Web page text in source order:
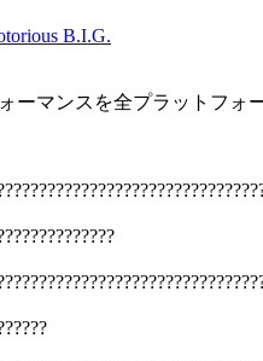
B.I.G.
マンスを全プラットフォ